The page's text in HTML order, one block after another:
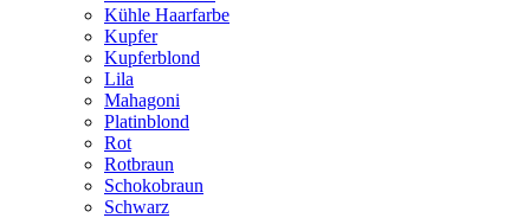
Kühle Haarfarbe
Kupfer
Kupferblond
Lila
Mahagoni
Platinblond
Rot
Rotbraun
Schokobraun
Schwarz